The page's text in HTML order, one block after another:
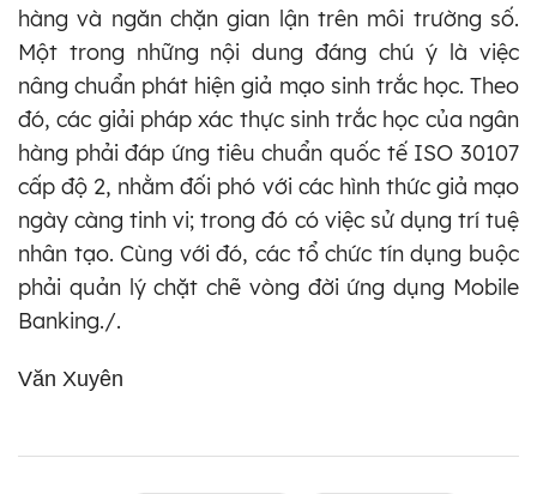
hàng và ngăn chặn gian lận trên môi trường số.
Một trong những nội dung đáng chú ý là việc
nâng chuẩn phát hiện giả mạo sinh trắc học. Theo
đó, các giải pháp xác thực sinh trắc học của ngân
hàng phải đáp ứng tiêu chuẩn quốc tế ISO 30107
cấp độ 2, nhằm đối phó với các hình thức giả mạo
ngày càng tinh vi; trong đó có việc sử dụng trí tuệ
nhân tạo. Cùng với đó, các tổ chức tín dụng buộc
phải quản lý chặt chẽ vòng đời ứng dụng Mobile
Banking./.
Văn Xuyên